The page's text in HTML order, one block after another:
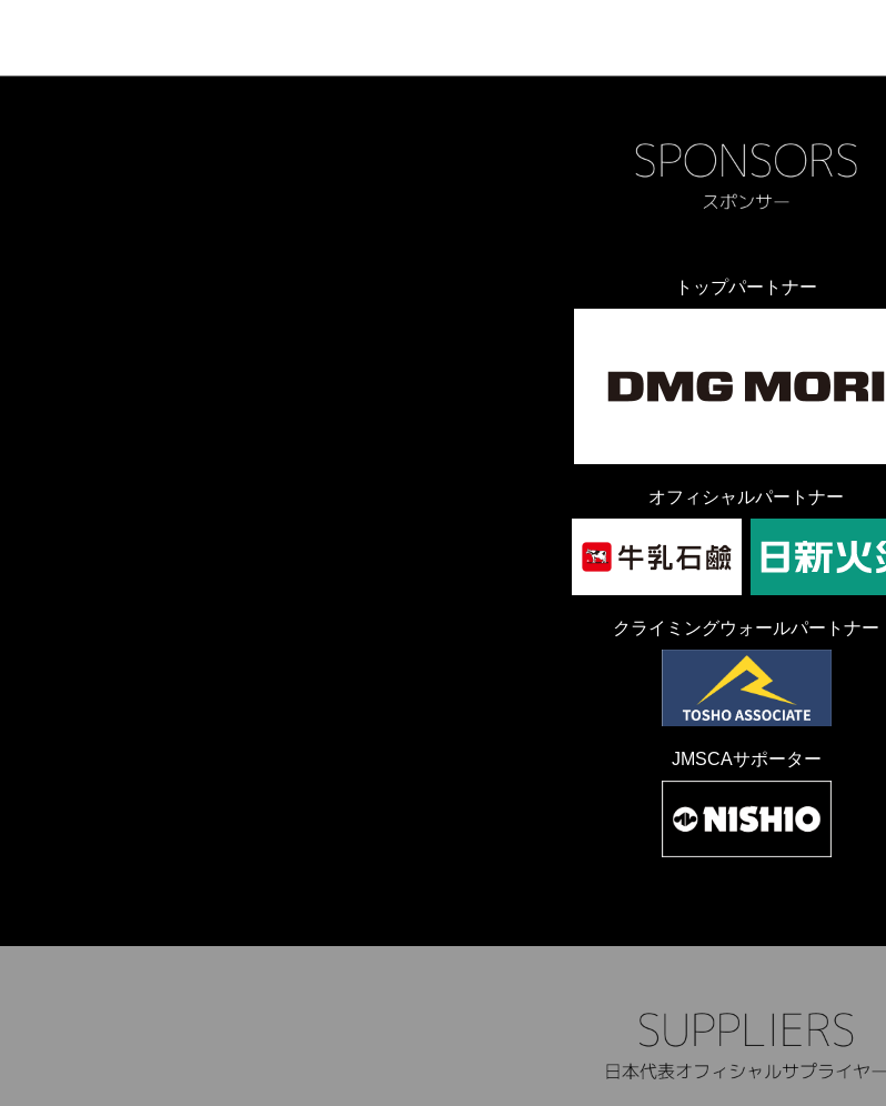
トップパートナー
オフィシャルパートナー
クライミングウォールパートナー
JMSCAサポーター